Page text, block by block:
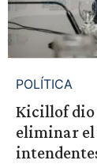
POLÍTICA
Kicillof dio
eliminar el